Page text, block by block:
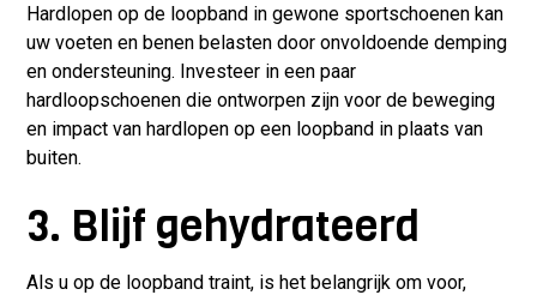
Hardlopen op de loopband in gewone sportschoenen kan
uw voeten en benen belasten door onvoldoende demping
en ondersteuning. Investeer in een paar
hardloopschoenen die ontworpen zijn voor de beweging
en impact van hardlopen op een loopband in plaats van
buiten.
3. Blijf gehydrateerd
Als u op de loopband traint, is het belangrijk om voor,